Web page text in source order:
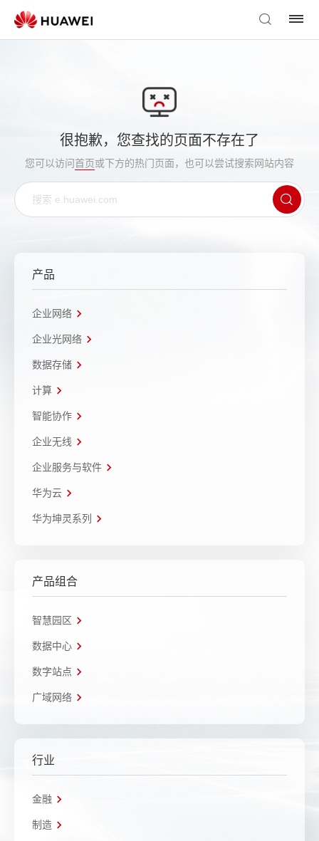
很抱歉，您查找的页面不存在了
您可以访问首页或下方的热门页面，也可以尝试搜索网站内容
产品
企业网络
企业光网络
数据存储
计算
智能协作
企业无线
企业服务与软件
华为云
华为坤灵系列
产品组合
智慧园区
数据中心
数字站点
广域网络
行业
金融
制造